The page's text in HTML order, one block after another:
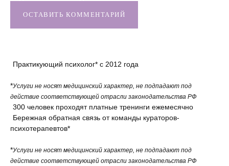
ОСТАВИТЬ КОММЕНТАРИЙ
Практикующий психолог* с 2012 года
*Услуги не носят медицинский характер, не подпадают под
действие соответствующей отрасли законодательства РФ
300 человек проходят платные тренинги ежемесячно
Бережная обратная связь от команды кураторов-
психотерапевтов*
*Услуги не носят медицинский характер, не подпадают под
действие соответствующей отрасли законодательства РФ